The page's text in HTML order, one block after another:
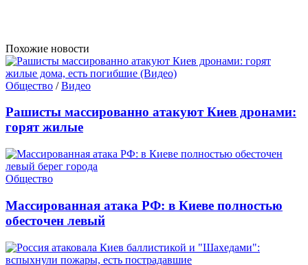
Похожие новости
Общество /Видео
Paшиcты массированно атакуют Киев дронами:
горят жилые
Общество
Массированная атака РФ: в Киеве полностью
обесточен левый